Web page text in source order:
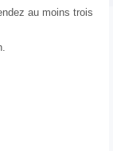
au moins trois